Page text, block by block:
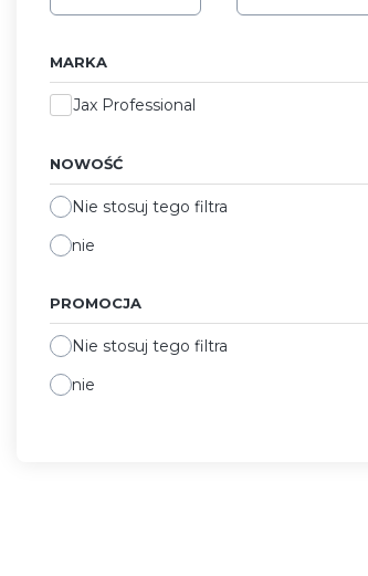
MARKA
MarkaJax Professional
NOWOŚĆ
Nie stosuj tego filtra
nie
PROMOCJA
Nie stosuj tego filtra
nie